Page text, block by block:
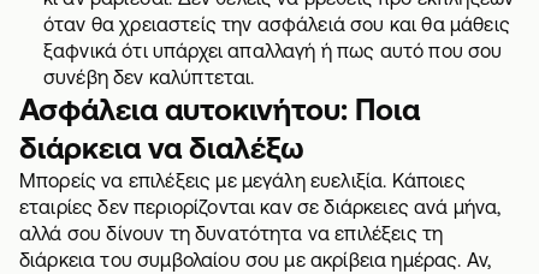
όταν θα χρειαστείς την ασφάλειά σου και θα μάθεις
ξαφνικά ότι υπάρχει απαλλαγή ή πως αυτό που σου
συνέβη δεν καλύπτεται.
Ασφάλεια αυτοκινήτου: Ποια
διάρκεια να διαλέξω
Μπορείς να επιλέξεις με μεγάλη ευελιξία. Κάποιες
εταιρίες δεν περιορίζονται καν σε διάρκειες ανά μήνα,
αλλά σου δίνουν τη δυνατότητα να επιλέξεις τη
διάρκεια του συμβολαίου σου με ακρίβεια ημέρας. Αν,